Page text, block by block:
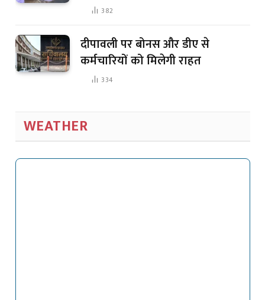
382
दीपावली पर बोनस और डीए से
कर्मचारियों को मिलेगी राहत
334
WEATHER